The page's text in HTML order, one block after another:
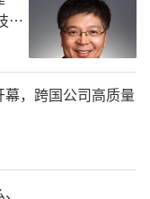
国庆假期期间
品住宅日均成
同比降幅较明
1月8日），成
米，较去年国
间看房活动较
术
，跨国公司高质量